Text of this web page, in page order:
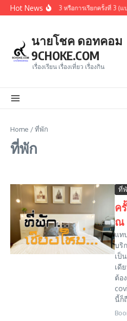
Skip to content
Hot News
นการคัดเลือกรอบ 1.3 หรือการเรียกครั้งที่ 3 (แ
นายโชค ดอทคอม
9CHOKE.COM
เรื่องเรียน เรื่องเที่ยว เรื่องกิน
Home /ที่พัก
ที่พัก
ที่
ค
ณ
แท
บริ
เป็
เดี
ต้อ
นี้ก็